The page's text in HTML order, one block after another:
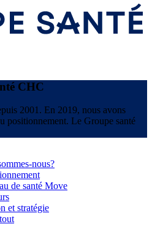
CHC
2001. En 2019, nous avons
positionnement. Le Groupe santé
nous?
de santé Move
et stratégie